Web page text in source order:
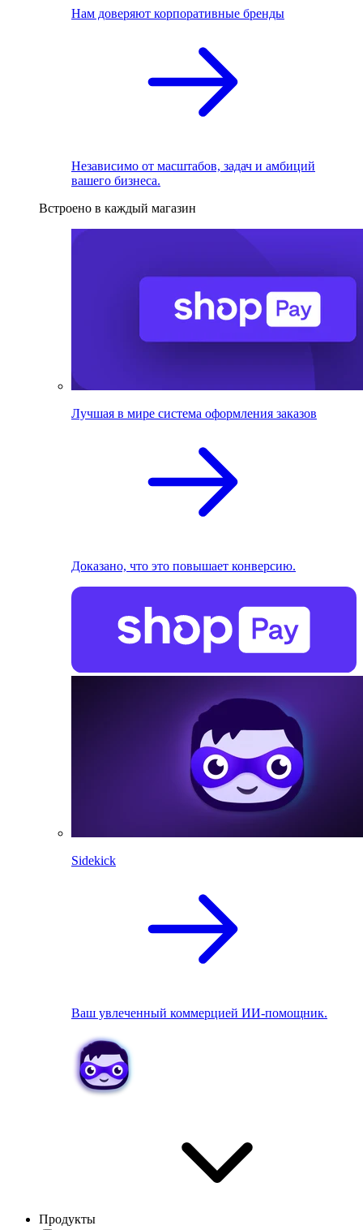
Нам доверяют корпоративные бренды
Независимо от масштабов, задач и амбиций
вашего бизнеса.
Встроено в каждый магазин
Лучшая в мире система оформления заказов
Доказано, что это повышает конверсию.
Sidekick
Ваш увлеченный коммерцией ИИ-помощник.
Продукты